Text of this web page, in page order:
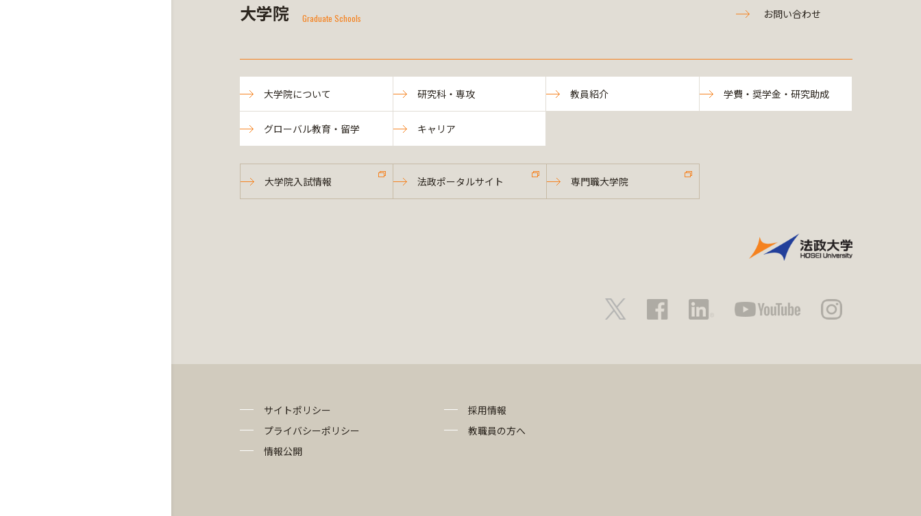
大学院 Graduate Schools お問い合わせ
大学院について 研究科・専攻 教員紹介 学費・奨学金・研究助成
グローバル教育・留学 キャリア
大学院入試情報 法政ポータルサイト 専門職大学院
サイトポリシー
プライバシーポリシー
情報公開
採用情報
教職員の方へ